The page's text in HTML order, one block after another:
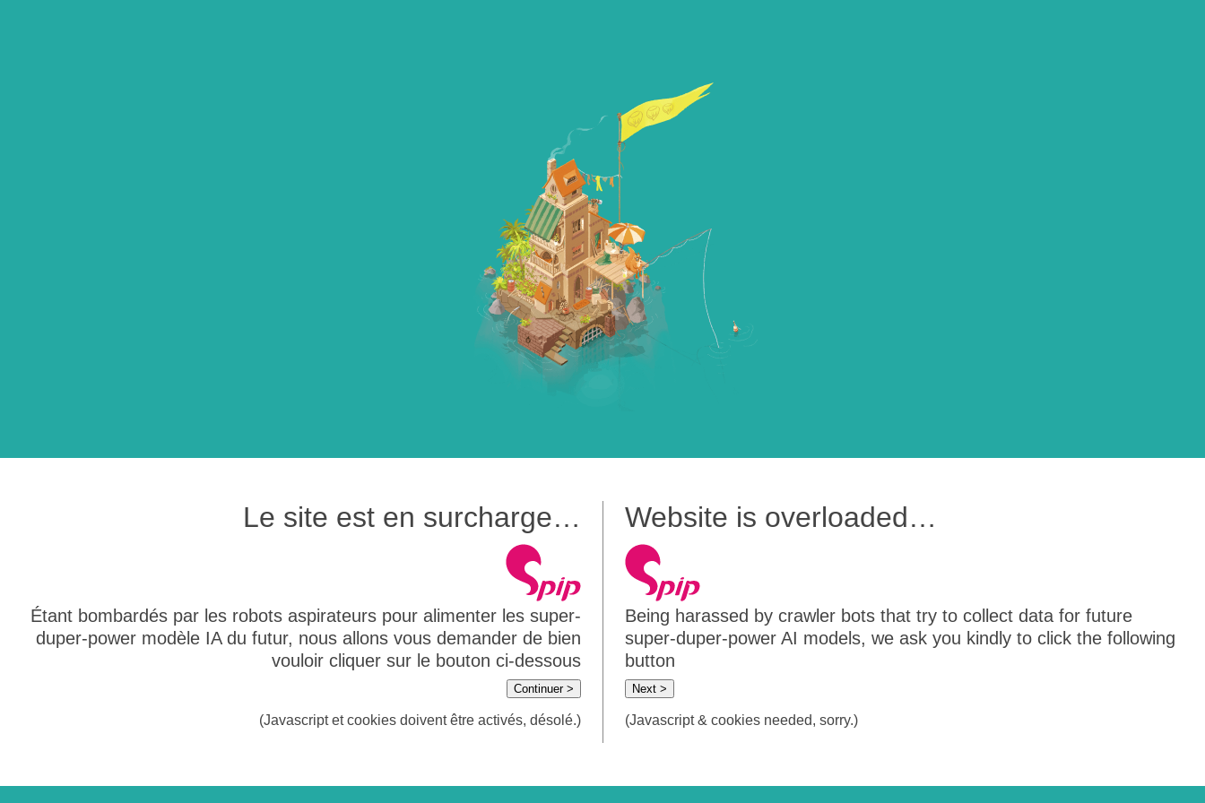
Le site est en surcharge…
Étant bombardés par les robots aspirateurs pour alimenter les super-
duper-power modèle IA du futur, nous allons vous demander de bien
vouloir cliquer sur le bouton ci-dessous
Continuer >
(Javascript et cookies doivent être activés, désolé.)
Website is overloaded…
Being harassed by crawler bots that try to collect data for future
super-duper-power AI models, we ask you kindly to click the following
button
Next >
(Javascript & cookies needed, sorry.)